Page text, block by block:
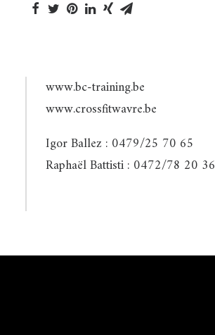
www.bc-training.be
www.crossfitwavre.be
Igor Ballez : 0479/25 70 65
Raphaël Battisti : 0472/78 20 36